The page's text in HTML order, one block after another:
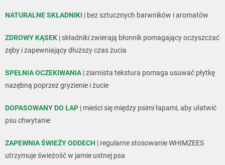
NATURALNE SKŁADNIKI | bez sztucznych barwników i aromatów
ZDROWY KĄSEK | składniki zwierają błonnik pomagający oczyszczać
zęby i zapewniający dłuższy czas żucia
SPEŁNIA OCZEKIWANIA | ziarnista tekstura pomaga usuwać płytkę
nazębną poprzez gryzienie i żucie
DOPASOWANY DO ŁAP | mieści się między psimi łapami, aby ułatwić
psu chwytanie
ZAPEWNIA ŚWIEŻY ODDECH | regularne stosowanie WHIMZEES
utrzymuje świeżość w jamie ustnej psa